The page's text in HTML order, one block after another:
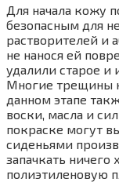
Для начала кожу
безопасным для
растворителей и
не нанося ей
удалили старое и
Многие трещины
данном этапе
воски, масла и
покраске могут
сиденьями
запачкать ничего
полиэтиленовую